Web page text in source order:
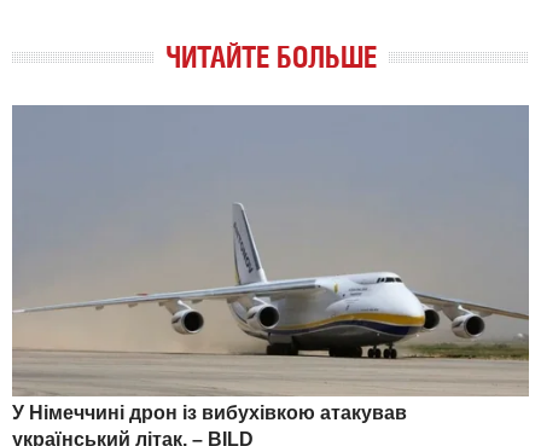
ЧИТАЙТЕ БОЛЬШЕ